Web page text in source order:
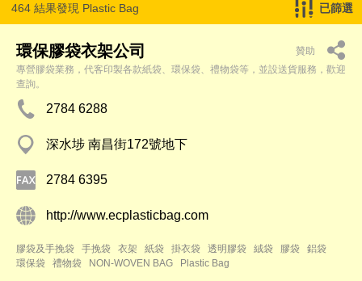
464 結果發現 Plastic Bag 已篩選
環保膠袋衣架公司
贊助
專營膠袋業務，代客印製各款紙袋、環保袋、禮物袋等，並設送貨服務，歡迎
查詢。
2784 6288
深水埗 南昌街172號地下
2784 6395
http://www.ecplasticbag.com
膠袋及手挽袋 手挽袋 衣架 紙袋 掛衣袋 透明膠袋 絨袋 膠袋
鋁袋
環保袋
禮物袋 NON-WOVEN BAG Plastic Bag